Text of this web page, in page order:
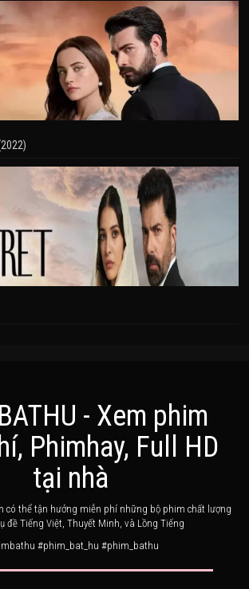
- Xem phim
Phimhay, Full HD
tại nhà
có thể tận hưởng miễn phí những bộ phim chất lượng
đề Tiếng Việt, Thuyết Minh, và Lồng Tiếng
#phim_bat_hu #phim_bathu